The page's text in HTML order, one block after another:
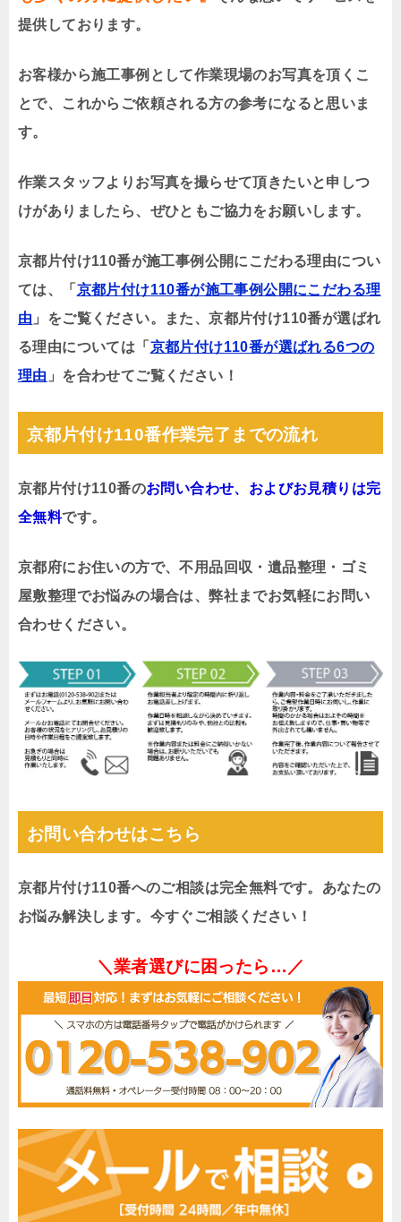
提供しております。
お客様から施工事例として作業現場のお写真を頂くこ
とで、これからご依頼される方の参考になると思いま
す。
作業スタッフよりお写真を撮らせて頂きたいと申しつ
けがありましたら、ぜひともご協力をお願いします。
京都片付け110番が施工事例公開にこだわる理由につい
ては、「 京都片付け110番が施工事例公開にこだわる理
由 」をご覧ください。また、京都片付け110番が選ばれ
る理由については「 京都片付け110番が選ばれる6つの
理由 」を合わせてご覧ください！
京都片付け110番作業完了までの流れ
京都片付け110番のお問い合わせ、およびお見積りは完
全無料です。
京都府にお住いの方で、不用品回収・遺品整理・ゴミ
屋敷整理でお悩みの場合は、弊社までお気軽にお問い
合わせください。
お問い合わせはこちら
京都片付け110番へのご相談は完全無料です。あなたの
お悩み解決します。今すぐご相談ください！
＼業者選びに困ったら…／